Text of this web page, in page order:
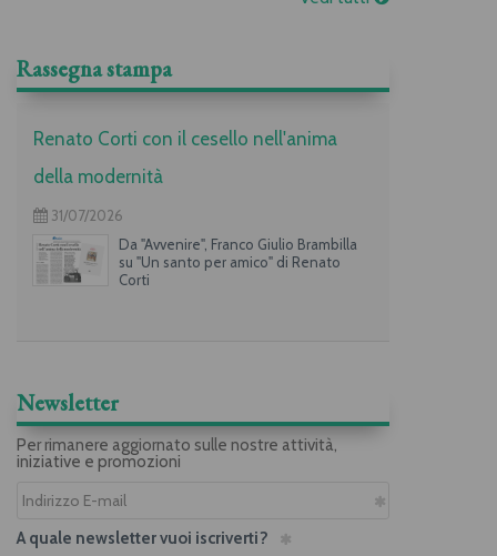
Rassegna stampa
Renato Corti con il cesello nell'anima
della modernità
31/07/2026
Da "Avvenire", Franco Giulio Brambilla
su "Un santo per amico" di Renato
Corti
Newsletter
Per rimanere aggiornato sulle nostre attività,
iniziative e promozioni
A quale newsletter vuoi iscriverti?